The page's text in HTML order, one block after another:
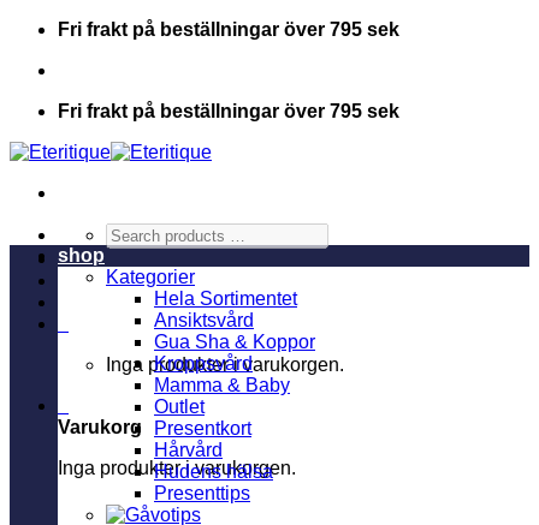
Skip
content
Fri frakt på beställningar över 795 sek
Fri frakt på beställningar över 795 sek
Search
products
…
Inga produkter i varukorgen.
Varukorg
Inga produkter i varukorgen.
shop
Kategorier
Hela Sortimentet
Ansiktsvård
Gua Sha & Koppor
Kroppsvård
Mamma & Baby
Outlet
Presentkort
Hårvård
Hudens hälsa
Presenttips